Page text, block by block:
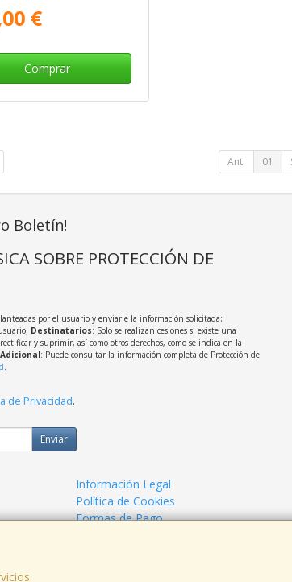
€
Comprar
Ant. 01
Boletín!
SOBRE PROTECCIÓN DE
por el usuario y enviarle la información solicitada;
Destinatarios: Solo se realizan cesiones si existe una
y suprimir, así como otros derechos, como se indica en la
: Puede consultar la información completa de Protección de
.
de Privacidad.
Enviar
Información Legal
Política de Cookies
Formas de Pago